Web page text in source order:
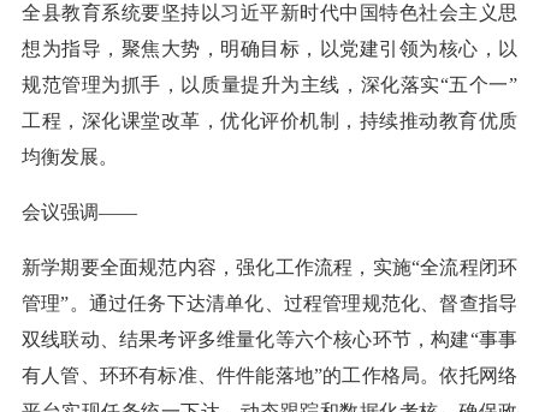
全县教育系统要坚持以习近平新时代中国特色社会主义思
想为指导，聚焦大势，明确目标，以党建引领为核心，以
规范管理为抓手，以质量提升为主线，深化落实“五个一”
工程，深化课堂改革，优化评价机制，持续推动教育优质
均衡发展。
会议强调——
新学期要全面规范内容，强化工作流程，实施“全流程闭环
管理”。通过任务下达清单化、过程管理规范化、督查指导
双线联动、结果考评多维量化等六个核心环节，构建“事事
有人管、环环有标准、件件能落地”的工作格局。依托网络